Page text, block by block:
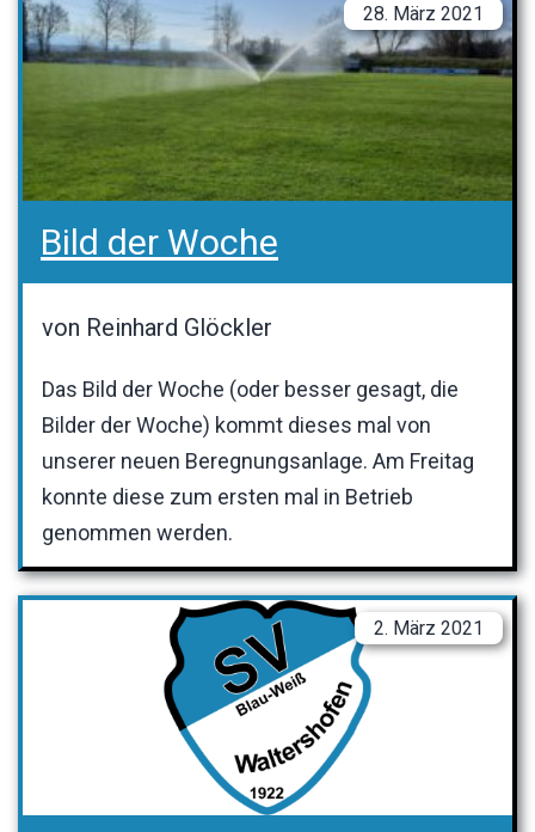
Bild der Woche
von Reinhard Glöckler
28. März 2021
Das Bild der Woche (oder besser gesagt, die
Bilder der Woche) kommt dieses mal von
unserer neuen Beregnungsanlage. Am Freitag
konnte diese zum ersten mal in Betrieb
genommen werden.
2. März 2021